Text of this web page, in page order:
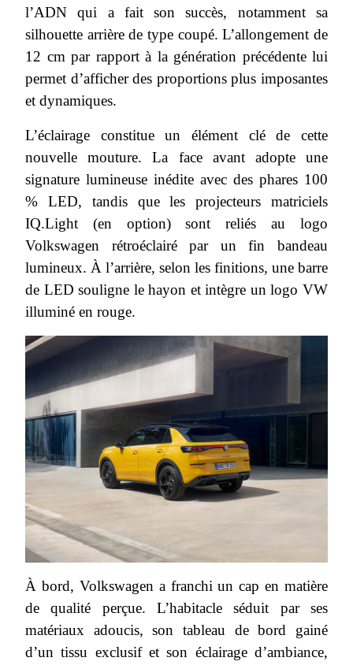
l’ADN qui a fait son succès, notamment sa
silhouette arrière de type coupé. L’allongement de
12 cm par rapport à la génération précédente lui
permet d’afficher des proportions plus imposantes
et dynamiques.
L’éclairage constitue un élément clé de cette
nouvelle mouture. La face avant adopte une
signature lumineuse inédite avec des phares 100
% LED, tandis que les projecteurs matriciels
IQ.Light (en option) sont reliés au logo
Volkswagen rétroéclairé par un fin bandeau
lumineux. À l’arrière, selon les finitions, une barre
de LED souligne le hayon et intègre un logo VW
illuminé en rouge.
À bord, Volkswagen a franchi un cap en matière
de qualité perçue. L’habitacle séduit par ses
matériaux adoucis, son tableau de bord gainé
d’un tissu exclusif et son éclairage d’ambiance,